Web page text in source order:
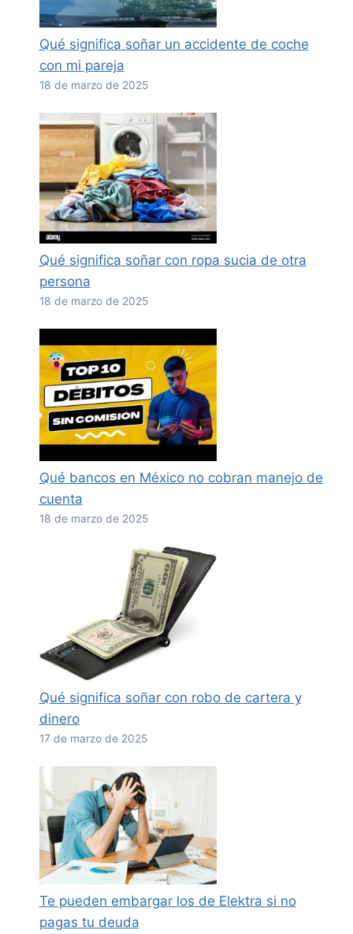
Qué significa soñar un accidente de coche
con mi pareja
18 de marzo de 2025
Qué significa soñar con ropa sucia de otra
persona
18 de marzo de 2025
Qué bancos en México no cobran manejo de
cuenta
18 de marzo de 2025
Qué significa soñar con robo de cartera y
dinero
17 de marzo de 2025
Te pueden embargar los de Elektra si no
pagas tu deuda